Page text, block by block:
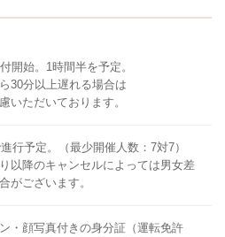
開始。1時間半を予定。
30分以上遅れる場合は
いただいております。
行予定。（最少開催人数：7対7）
以降のキャンセルによっては男女差
がございます。
・顔写真付きの身分証（運転免許